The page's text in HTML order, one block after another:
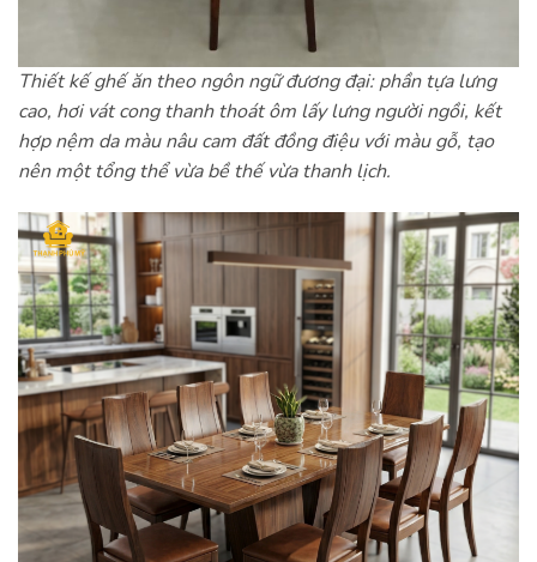
Thiết kế ghế ăn theo ngôn ngữ đương đại: phần tựa lưng
cao, hơi vát cong thanh thoát ôm lấy lưng người ngồi, kết
hợp nệm da màu nâu cam đất đồng điệu với màu gỗ, tạo
nên một tổng thể vừa bề thế vừa thanh lịch.